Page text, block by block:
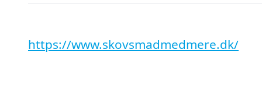
https://www.skovsmadmedmere.dk/